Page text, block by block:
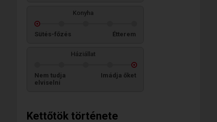
Kettőtök története
Konyha
Sütés-főzés Étterem
Háziállat
Nem tudja
elviselni
Imádja őket